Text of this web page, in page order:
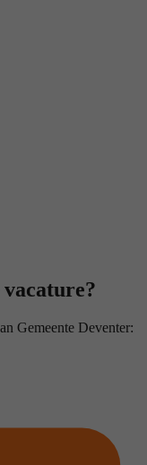
Gemeente Deventer: